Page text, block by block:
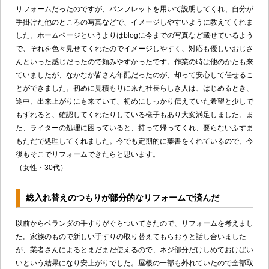
リフォームだったのですが、パンフレットを用いて説明してくれ、自分が
手掛けた他のところの写真などで、イメージしやすいように教えてくれま
した。ホームページというよりはblogに今までの写真など載せているよう
で、それを色々見せてくれたのでイメージしやすく、対応も優しいおじさ
んといった感じだったので頼みやすかったです。作業の時は他のかたも来
ていましたが、なかなか皆さん年配だったのが、却って安心して任せるこ
とができました。初めに見積もりに来た社長らしき人は、はじめるとき、
途中、出来上がりにも来ていて、初めにしっかり伝えていた希望と少しで
もずれると、確認してくれたりしている様子もあり大変満足しました。ま
た、ライターの処理に困っていると、持って帰ってくれ、要らないふすま
もただで処理してくれました。今でも定期的に葉書をくれているので、今
後もそこでリフォームできたらと思います。
（女性・30代）
総入れ替えのつもりが部分的なリフォームで済んだ
以前からベランダの手すりがぐらついてきたので、リフォームを考えまし
た。家族のもので新しい手すりの取り替えてもらおうと話し合いました
が、業者さんによるとまだまだ使えるので、ネジ部分だけしめておけばい
いという結果になり安上がりでした。屋根の一部も外れていたので全部取